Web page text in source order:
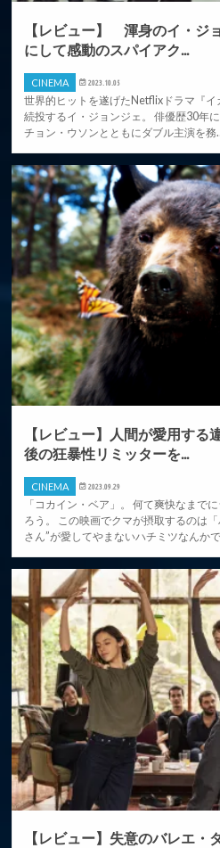
【レビュー】 渾身のイ・ジ
にして感動のスパイアク...
CINEMA 2023.10.05
世界的ヒットを遂げたNetflixドラマ『
続投するイ・ジョンジェ。 俳優歴30年
チョン・ウソンとともにダブル主演を
【レビュー】人間が愛用する
後の狂暴性リミッターを...
CINEMA 2023.09.29
「コカイン・ベア」。 何て爽快なまで
ろう。 この映画でクマが摂取するのは
さん”が愛してやまないハチミツなんか
【レビュー】失意のバレエ・